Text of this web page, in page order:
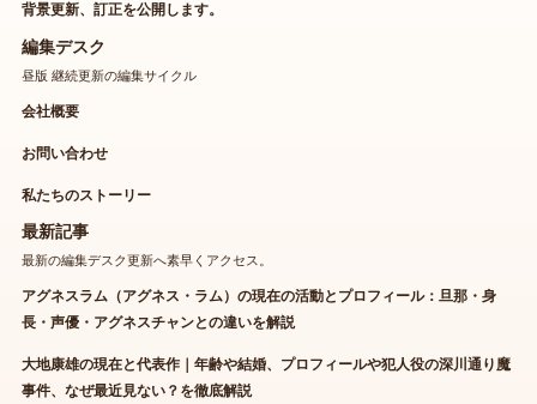
背景更新、訂正を公開します。
編集デスク
昼版 継続更新の編集サイクル
会社概要
お問い合わせ
私たちのストーリー
最新記事
最新の編集デスク更新へ素早くアクセス。
アグネスラム（アグネス・ラム）の現在の活動とプロフィール：旦那・身
長・声優・アグネスチャンとの違いを解説
大地康雄の現在と代表作｜年齢や結婚、プロフィールや犯人役の深川通り魔
事件、なぜ最近見ない？を徹底解説